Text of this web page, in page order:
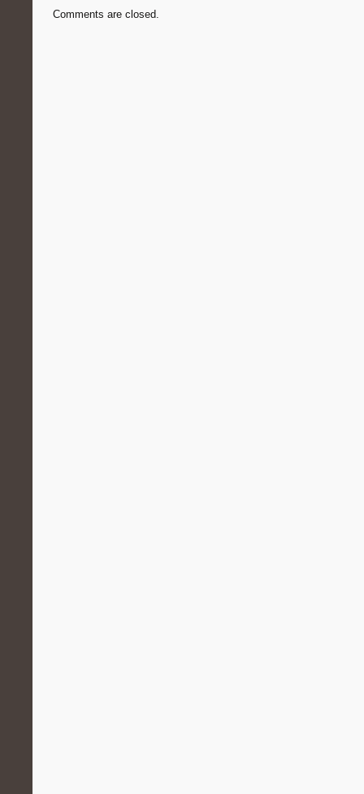
Comments are closed.